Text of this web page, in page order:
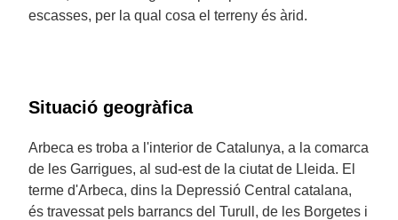
escasses, per la qual cosa el terreny és àrid.
Situació geogràfica
Arbeca es troba a l'interior de Catalunya, a la comarca
de les Garrigues, al sud-est de la ciutat de Lleida. El
terme d'Arbeca, dins la Depressió Central catalana,
és travessat pels barrancs del Turull, de les Borgetes i